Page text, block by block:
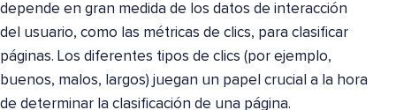
depende en gran medida de los datos de interacción
del usuario, como las métricas de clics, para clasificar
páginas. Los diferentes tipos de clics (por ejemplo,
buenos, malos, largos) juegan un papel crucial a la hora
de determinar la clasificación de una página.